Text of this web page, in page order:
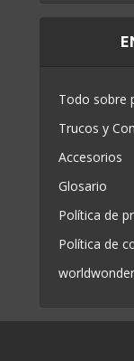
Todo sobre
Trucos y
Accesorios
Glosario
Política de
Política de